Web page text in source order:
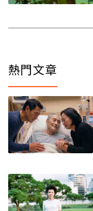
熱門文章